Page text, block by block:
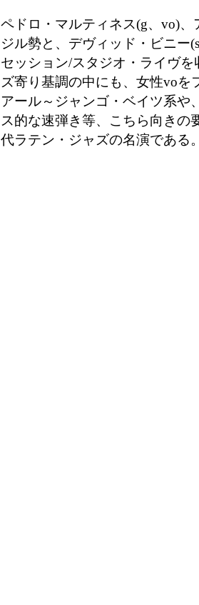
ペドロ・マルティネス(g、vo)
ジル勢と、デヴィッド・ビニー
セッション/スタジオ・ライヴ
ズ寄り基調の中にも、女性vo
アール～ジャンゴ・ベイツ系や
ス的な速弾き等、こちら向きの
代ラテン・ジャズの名演である